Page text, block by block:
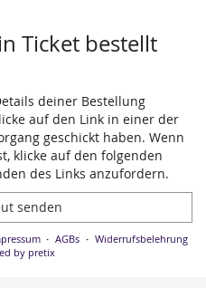
Ticket bestellt
deiner Bestellung
auf den Link in einer der
geschickt haben. Wenn
klicke auf den folgenden
des Links anzufordern.
senden
AGBs
Widerrufsbelehrung
by pretix